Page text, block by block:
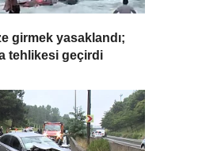
girmek yasaklandı;
tehlikesi geçirdi